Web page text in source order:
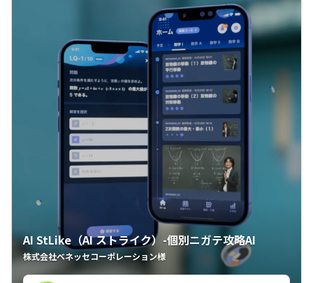
AI StLike（AI ストライク）-個別ニガテ攻略AI
株式会社ベネッセコーポレーション様